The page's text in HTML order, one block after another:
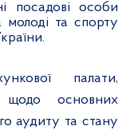
посадові особи
молоді та спорту
палати,
щодо основних
аудиту та стану